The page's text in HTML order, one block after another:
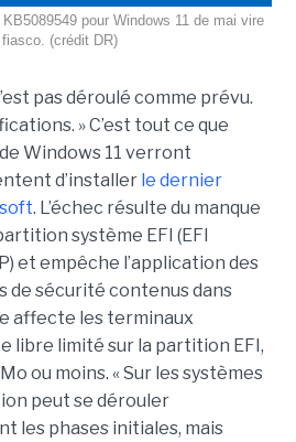
pour Windows 11 de mai vire
(crédit DR)
pas déroulé comme prévu.
» C’est tout ce que
Windows 11 verront
d’installer le dernier
. L’échec résulte du manque
système EFI (EFI
et empêche l’application des
de sécurité contenus dans
affecte les terminaux
libre limité sur la partition EFI,
ou moins. « Sur les systèmes
peut se dérouler
les phases initiales, mais